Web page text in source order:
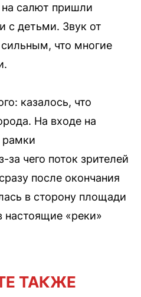
салют пришли
с детьми. Звук от
что многие
казалось, что
На входе на
рамки
за чего поток зрителей
после окончания
в сторону площади
«реки»
ТАКЖЕ